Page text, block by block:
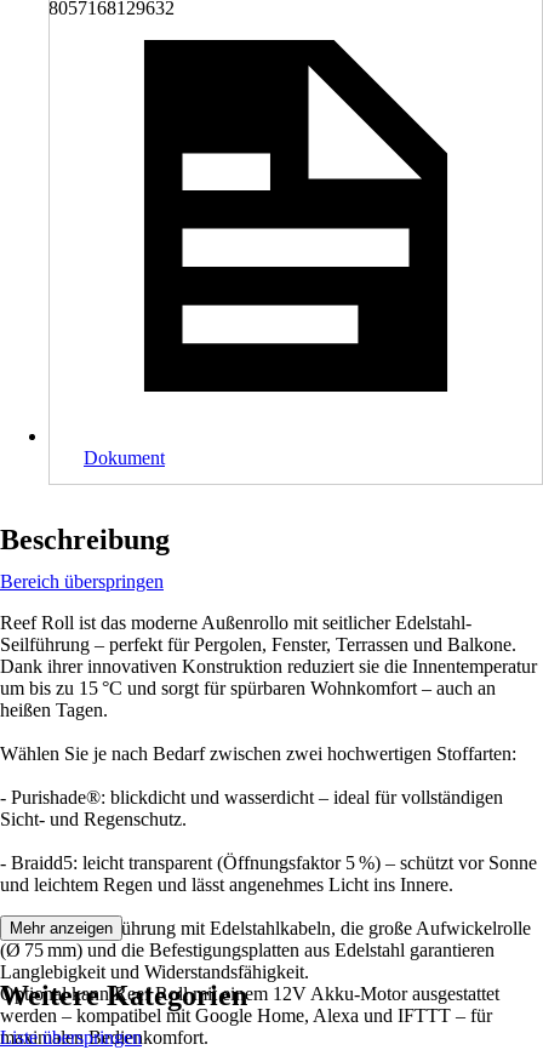
8057168129632
Dokument
Beschreibung
Bereich überspringen
Reef Roll ist das moderne Außenrollo mit seitlicher Edelstahl-
Seilführung – perfekt für Pergolen, Fenster, Terrassen und Balkone.
Dank ihrer innovativen Konstruktion reduziert sie die Innentemperatur
um bis zu 15 °C und sorgt für spürbaren Wohnkomfort – auch an
heißen Tagen.
Wählen Sie je nach Bedarf zwischen zwei hochwertigen Stoffarten:
- Purishade®: blickdicht und wasserdicht – ideal für vollständigen
Sicht- und Regenschutz.
- Braidd5: leicht transparent (Öffnungsfaktor 5 %) – schützt vor Sonne
und leichtem Regen und lässt angenehmes Licht ins Innere.
Die stabile Seilführung mit Edelstahlkabeln, die große Aufwickelrolle
(Ø 75 mm) und die Befestigungsplatten aus Edelstahl garantieren
Langlebigkeit und Widerstandsfähigkeit.
Optional kann Reef Roll mit einem 12V Akku-Motor ausgestattet
werden – kompatibel mit Google Home, Alexa und IFTTT – für
maximalen Bedienkomfort.
Mehr anzeigen
Weitere Kategorien
Liste überspringen